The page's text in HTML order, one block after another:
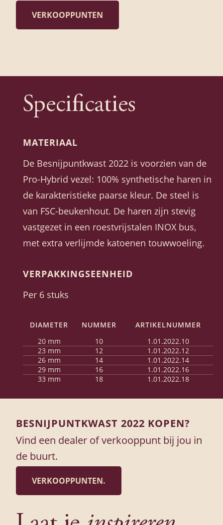
VERKOOPPUNTEN
Specificaties
MATERIAAL
De Besnijpuntkwast 2022 is voorzien van de
Pro-Hybrid vezel: 100% synthetische haren in
de karakteristieke paarse kleur. De steel is
van FSC-beukenhout. De haren zijn stevig
vastgezet in een roestvrijstalen INOX bus,
met extra verlijmde katoenen touwwoeling.
VERPAKKINGSEENHEID
Per 6 stuks
DIAMETER NUMMER
ARTIKELNUMMER
20 mm
10
1.01.2022.10
23 mm
12
1.01.2022.12
26 mm
14
1.01.2022.14
29 mm
16
1.01.2022.16
33 mm
18 1.01.2022.18
BESNIJPUNTKWAST 2022 KOPEN?
Vind een dealer of verkooppunt bij jou in
de buurt.
VERKOOPPUNTEN.